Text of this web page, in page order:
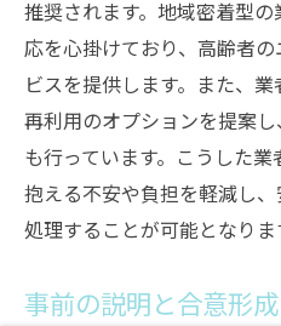
推奨されます。地域密着型
応を心掛けており、高齢者
ビスを提供します。また、
再利用のオプションを提案
も行っています。こうした
抱える不安や負担を軽減し
処理することが可能となりま
事前の説明と合意形